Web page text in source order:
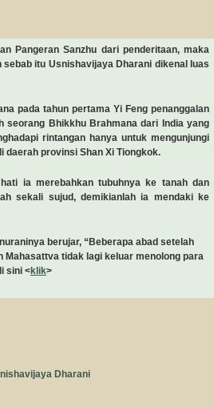
Pangeran Sanzhu dari penderitaan, maka
itu Usnishavijaya Dharani dikenal luas
pada tahun pertama Yi Feng penanggalan
seorang Bhikkhu Brahmana dari India yang
rintangan hanya untuk mengunjungi
daerah provinsi Shan Xi Tiongkok.
ia merebahkan tubuhnya ke tanah dan
sekali sujud, demikianlah ia mendaki ke
berujar, “Beberapa abad setelah
Mahasattva tidak lagi keluar menolong para
sini <klik>
Dharani